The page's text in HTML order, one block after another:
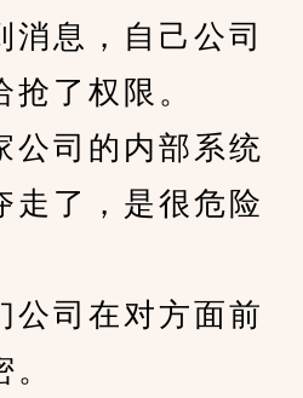
消息，自己公司
了权限。
司的内部系统
走了，是很危险
司在对方面前